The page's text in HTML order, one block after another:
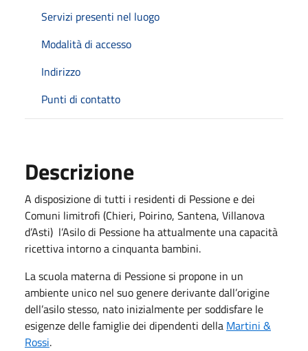
Servizi presenti nel luogo
Modalità di accesso
Indirizzo
Punti di contatto
Descrizione
A disposizione di tutti i residenti di Pessione e dei
Comuni limitrofi (Chieri, Poirino, Santena, Villanova
d’Asti) l’Asilo di Pessione ha attualmente una capacità
ricettiva intorno a cinquanta bambini.
La scuola materna di Pessione si propone in un
ambiente unico nel suo genere derivante dall’origine
dell’asilo stesso, nato inizialmente per soddisfare le
esigenze delle famiglie dei dipendenti della Martini &
Rossi.